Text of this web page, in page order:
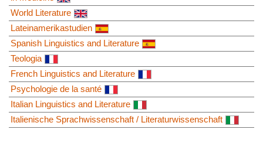
World Literature
Lateinamerikastudien
Spanish Linguistics and Literature
Teologia
French Linguistics and Literature
Psychologie de la santé
Italian Linguistics and Literature
Italienische Sprachwissenschaft / Literaturwissenschaft